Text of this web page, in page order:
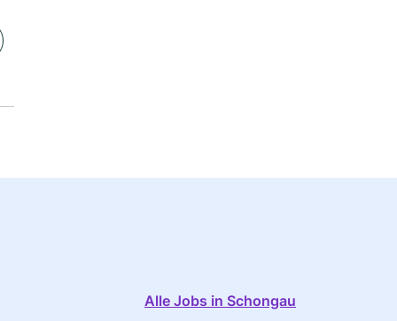
Alle Jobs in Schongau